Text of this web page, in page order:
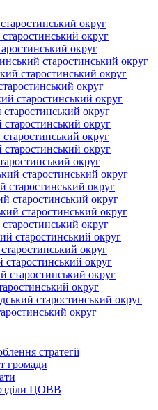
округ
старостинський округ
округ
старостинський округ
старостинський округ
округ
старостинський округ
старостинський округ
старостинський округ
округ
старостинський округ
округ
старостинський округ
старостинський округ
старостинський округ
старостинський округ
округ
старостинський округ
округ
старостинський округ
старостинський округ
округ
старостинський округ
округ
стратегії
громади
ЦОВВ